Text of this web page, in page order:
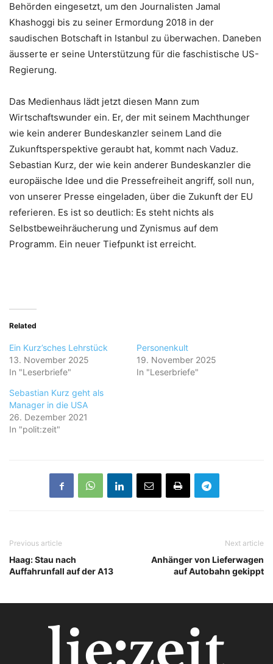
Behörden eingesetzt, um den Journalisten Jamal
Khashoggi bis zu seiner Ermordung 2018 in der
saudischen Botschaft in Istanbul zu überwachen. Daneben
äusserte er seine Unterstützung für die faschistische US-
Regierung.
Das Medienhaus lädt jetzt diesen Mann zum
Wirtschaftswunder ein. Er, der mit seinem Machthunger
wie kein anderer Bundeskanzler seinem Land die
Zukunftsperspektive geraubt hat, kommt nach Vaduz.
Sebastian Kurz, der wie kein anderer Bundeskanzler die
europäische Idee und die Pressefreiheit angriff, soll nun,
von unserer Presse eingeladen, über die Zukunft der EU
referieren. Es ist so deutlich: Es steht nichts als
Selbstbeweihräucherung und Zynismus auf dem
Programm. Ein neuer Tiefpunkt ist erreicht.
Related
Ein Kurz’sches Lehrstück
13. November 2025
In "Leserbriefe"
Personenkult
19. November 2025
In "Leserbriefe"
Sebastian Kurz geht als
Manager in die USA
26. Dezember 2021
In "polit:zeit"
Previous article
Haag: Stau nach
Auffahrunfall auf der A13
Next article
Anhänger von Lieferwagen
auf Autobahn gekippt